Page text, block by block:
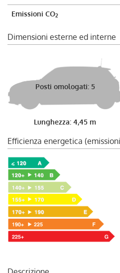
Emissioni CO2
Dimensioni esterne ed interne
Posti omologati: 5
Lunghezza: 4,45 m
Efficienza energetica